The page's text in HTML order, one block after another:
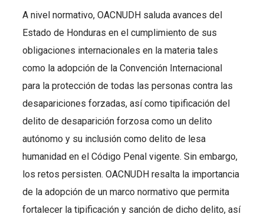
A nivel normativo, OACNUDH saluda avances del
Estado de Honduras en el cumplimiento de sus
obligaciones internacionales en la materia tales
como la adopción de la Convención Internacional
para la protección de todas las personas contra las
desapariciones forzadas, así como tipificación del
delito de desaparición forzosa como un delito
autónomo y su inclusión como delito de lesa
humanidad en el Código Penal vigente. Sin embargo,
los retos persisten. OACNUDH resalta la importancia
de la adopción de un marco normativo que permita
fortalecer la tipificación y sanción de dicho delito, así